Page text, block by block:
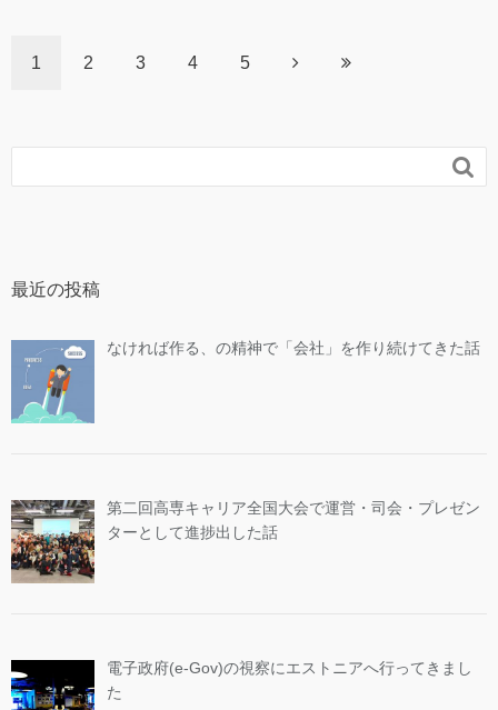
1 2 3 4 5

最近の投稿
なければ作る、の精神で「会社」を作り続けてきた話
第二回高専キャリア全国大会で運営・司会・プレゼン
ターとして進捗出した話
電子政府(e-Gov)の視察にエストニアへ行ってきまし
た